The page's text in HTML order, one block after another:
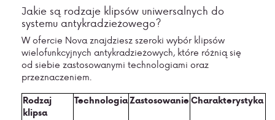
Jakie są rodzaje klipsów uniwersalnych do
systemu antykradzieżowego?
W ofercie Nova znajdziesz szeroki wybór klipsów
wielofunkcyjnych antykradzieżowych, które różnią się
od siebie zastosowanymi technologiami oraz
przeznaczeniem.
Rodzaj
klipsa
TechnologiaZastosowanieCharakterystyka